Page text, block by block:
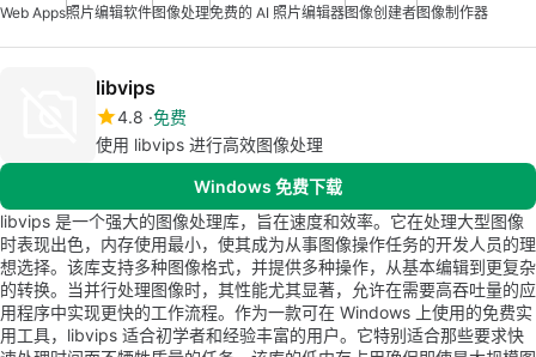
Web Apps照片编辑软件图像处理免费的 AI 照片编辑器图像创建者图像制作器
libvips
4.8 免费
使用 libvips 进行高效图像处理
Windows 免费下载
libvips 是一个强大的图像处理库，旨在速度和效率。它在处理大型图像
时表现出色，内存使用最小，使其成为从事图像操作任务的开发人员的理
想选择。该库支持多种图像格式，并提供多种操作，从基本编辑到更复杂
的转换。当并行处理图像时，其性能尤其显著，允许在需要高吞吐量的应
用程序中实现更快的工作流程。作为一款可在 Windows 上使用的免费实
用工具，libvips 适合初学者和经验丰富的用户。它特别适合那些要求快